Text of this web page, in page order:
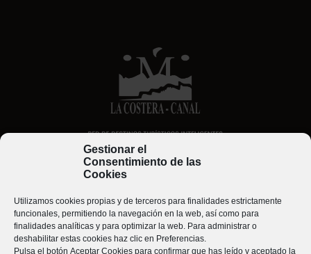
Gestionar el
Consentimiento de las
Cookies
Utilizamos cookies propias y de terceros para finalidades estrictamente
funcionales, permitiendo la navegación en la web, así como para
finalidades analíticas y para optimizar la web. Para administrar o
deshabilitar estas cookies haz clic en Preferencias.
Pulsa el botón Aceptar Cookies para confirmar que has leído y aceptado la